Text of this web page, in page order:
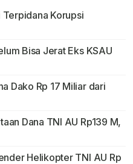
Terpidana Korupsi
Bisa Jerat Eks KSAU
Dako Rp 17 Miliar dari
Dana TNI AU Rp139 M,
Helikopter TNI AU Rp